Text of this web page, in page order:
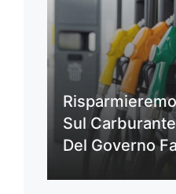
Sul
Del Governo